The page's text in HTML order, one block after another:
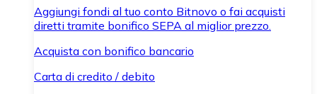
Aggiungi fondi al tuo conto Bitnovo o fai acquisti
diretti tramite bonifico SEPA al miglior prezzo.
Acquista con bonifico bancario
Carta di credito / debito